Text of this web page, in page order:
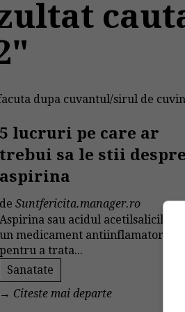
dupa cuvantul/sirul de
5 lucruri pe care ar
trebui sa le stii despre
aspirina
deSuntfericita.manager.ro
Aspirina sau acidul acetilsalicilic
un medicament antiinflamator
pentru a trata...
Sanatate
→ Citeste mai departe